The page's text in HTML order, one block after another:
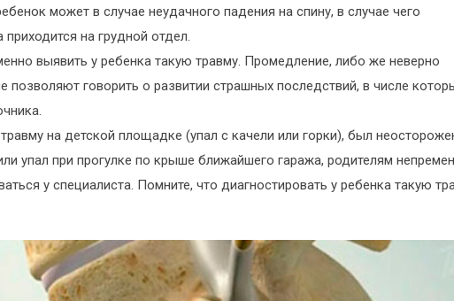
может в случае неудачного падения на спину, в случае чего
на грудной отдел.
выявить у ребенка такую травму. Промедление, либо же неверно
позволяют говорить о развитии страшных последствий, в числе
на детской площадке (упал с качели или горки), был
упал при прогулке по крыше ближайшего гаража, родителям
у специалиста. Помните, что диагностировать у ребенка такую